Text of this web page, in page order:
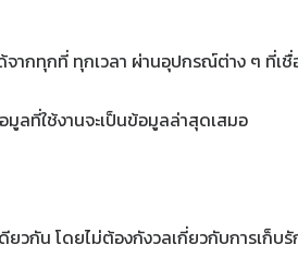
จากทุกที่ ทุกเวลา ผ่านอุปกรณ์ต่าง ๆ ที่เ
ลที่ใช้งานจะเป็นข้อมูลล่าสุดเสมอ
ยวกัน โดยไม่ต้องกังวลเกี่ยวกับการเก็บ